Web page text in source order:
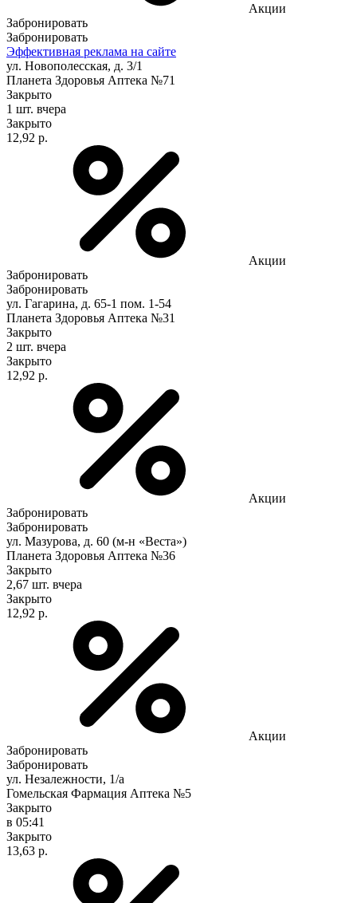
Акции
Забронировать
Забронировать
Эффективная реклама на сайте
ул. Новополесская, д. 3/1
Планета Здоровья Аптека №71
Закрыто
1 шт. вчера
Закрыто
12,92 р.
Акции
Забронировать
Забронировать
ул. Гагарина, д. 65-1 пом. 1-54
Планета Здоровья Аптека №31
Закрыто
2 шт. вчера
Закрыто
12,92 р.
Акции
Забронировать
Забронировать
ул. Мазурова, д. 60 (м-н «Веста»)
Планета Здоровья Аптека №36
Закрыто
2,67 шт. вчера
Закрыто
12,92 р.
Акции
Забронировать
Забронировать
ул. Незалежности, 1/а
Гомельская Фармация Аптека №5
Закрыто
в 05:41
Закрыто
13,63 р.